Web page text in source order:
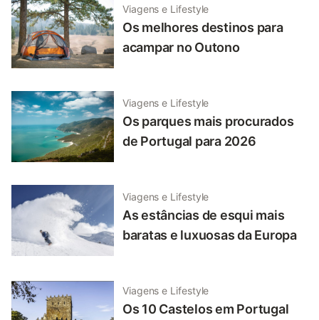
Viagens e Lifestyle
Os melhores destinos para
acampar no Outono
Viagens e Lifestyle
Os parques mais procurados
de Portugal para 2026
Viagens e Lifestyle
As estâncias de esqui mais
baratas e luxuosas da Europa
Viagens e Lifestyle
Os 10 Castelos em Portugal